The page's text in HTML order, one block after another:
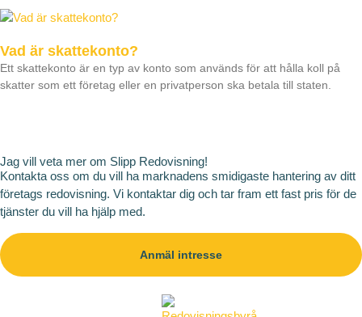
Vad är skattekonto?
Ett skattekonto är en typ av konto som används för att hålla koll på
skatter som ett företag eller en privatperson ska betala till staten.
Jag vill veta mer om Slipp Redovisning!
Kontakta oss om du vill ha marknadens smidigaste hantering av ditt
företags redovisning. Vi kontaktar dig och tar fram ett fast pris för de
tjänster du vill ha hjälp med.
Anmäl intresse